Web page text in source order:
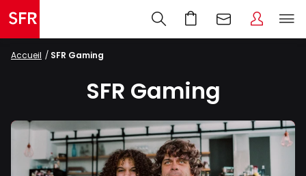
Accueil SFR Gaming
SFR Gaming